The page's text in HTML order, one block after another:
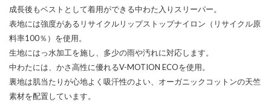
成長後もベストとして着用ができる中わた入りスリーパー。
表地には強度があるリサイクルリップストップナイロン（リサイクル原
料率100％）を使用。
生地にはっ水加工を施し、多少の雨や汚れに対応します。
中わたには、かさ高性に優れるV-MOTION ECOを使用。
裏地は肌当たりが心地よく吸汗性のよい、オーガニックコットンの天竺
素材を配置しています。